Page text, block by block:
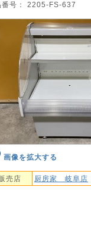
番号： 2205-FS-637
画像を拡大する
売店 厨房家 岐阜店